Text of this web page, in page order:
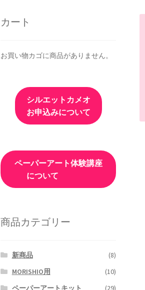
カート
お買い物カゴに商品がありません。
シルエットカメオ
お申込みについて
ペーパーアート体験講座
について
商品カテゴリー
新商品
(8)
MORISHIO用
(10)
ペーパーアートキット
(29)